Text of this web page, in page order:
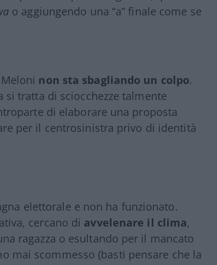
o aggiungendo una “a” finale come se
non sta sbagliando un colpo.
si tratta di sciocchezze talmente
di elaborare una proposta
per il centrosinistra privo di identità
elettorale e non ha funzionato.
cercano di avvelenare il clima,
ragazza o esultando per il mancato
mai scommesso (basti pensare che la